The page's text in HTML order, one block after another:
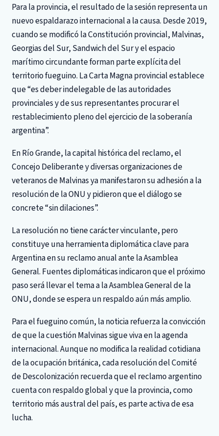
Para la provincia, el resultado de la sesión representa un
nuevo espaldarazo internacional a la causa. Desde 2019,
cuando se modificó la Constitución provincial, Malvinas,
Georgias del Sur, Sandwich del Sur y el espacio
marítimo circundante forman parte explícita del
territorio fueguino. La Carta Magna provincial establece
que “es deber indelegable de las autoridades
provinciales y de sus representantes procurar el
restablecimiento pleno del ejercicio de la soberanía
argentina”.
En Río Grande, la capital histórica del reclamo, el
Concejo Deliberante y diversas organizaciones de
veteranos de Malvinas ya manifestaron su adhesión a la
resolución de la ONU y pidieron que el diálogo se
concrete “sin dilaciones”.
La resolución no tiene carácter vinculante, pero
constituye una herramienta diplomática clave para
Argentina en su reclamo anual ante la Asamblea
General. Fuentes diplomáticas indicaron que el próximo
paso será llevar el tema a la Asamblea General de la
ONU, donde se espera un respaldo aún más amplio.
Para el fueguino común, la noticia refuerza la convicción
de que la cuestión Malvinas sigue viva en la agenda
internacional. Aunque no modifica la realidad cotidiana
de la ocupación británica, cada resolución del Comité
de Descolonización recuerda que el reclamo argentino
cuenta con respaldo global y que la provincia, como
territorio más austral del país, es parte activa de esa
lucha.